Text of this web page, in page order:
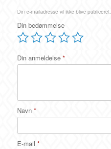
Din e-mailadresse vil ikke blive publiceret.
Din bedømmelse
Din anmeldelse *
Navn *
E-mail *